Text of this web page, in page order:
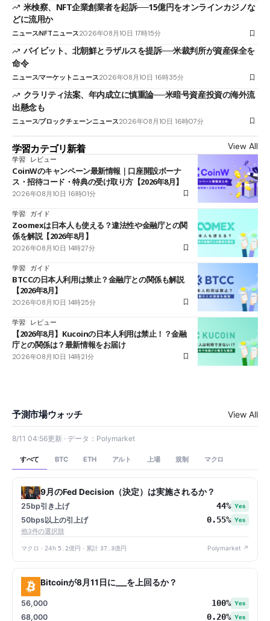
米検察、NFT企業創業者を起訴──15億円をオンラインカジノな
どに流用か
ニュースNFTニュース2026年08月10日 17時15分
バイビット、北朝鮮とラザルスを提訴──米裁判所が資産保全を
命令
ニュースマーケットニュース2026年08月10日 16時35分
クラリティ法案、年内成立に慎重論──米暗号資産投資の海外流
出懸念も
ニュースブロックチェーンニュース2026年08月10日 16時07分
学習カテゴリ新着 View All
学習 レビュー
CoinWのキャンペーン最新情報｜口座開設ボーナ
ス・招待コード・特典の受け取り方【2026年8月】
2026年08月10日 16時01分
学習 ガイド
Zoomexは日本人も使える？違法性や金融庁との関
係を解説【2026年8月】
2026年08月10日 14時27分
学習 ガイド
BTCCの日本人利用は禁止？金融庁との関係も解説
【2026年8月】
2026年08月10日 14時25分
学習 レビュー
【2026年8月】Kucoinの日本人利用は禁止！？金融
庁との関係は？最新情報をお届け
2026年08月10日 14時21分
予測市場ウォッチ View All
8/11 04:56更新 · データ：Polymarket
すべて BTC ETH アルト 上場 規制 マクロ
9月のFed Decision（決定）は実施されるか？
25bp引き上げ 44% Yes
50bps以上の引上げ 0.55% Yes
他3件の選択肢
マクロ · 24h 5.2億円 · 累計 37.3億円 Polymarket ↗
Bitcoinが8月11日に___を上回るか？
56,000 100% Yes
68,000 0.20% Yes